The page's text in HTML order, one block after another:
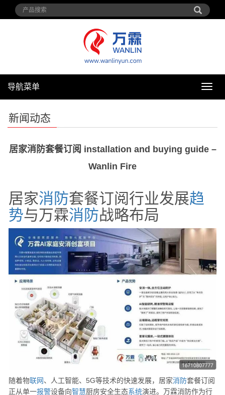
导
导航菜单
新闻动态
居家消防套餐订阅 installation and buying guide –
Wanlin Fire
居家消防套餐订阅行业发展趋
势与万霖消防战略布局
随着物联网、人工智能、5G等技术的快速发展，居家消防套餐订阅
正从单一报警设备向智慧厨房安全生态系统演进。万霖消防作为行